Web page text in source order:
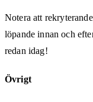
Notera att
löpande innan och
redan idag!
Övrigt